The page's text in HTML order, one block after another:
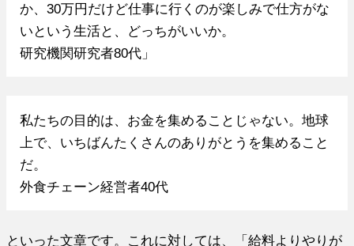
か、30万円だけど仕事に行くのが楽しみで仕方がな
いという生活と、どっちがいいか。
研究機関研究者80代」
私たちの目的は、お金を集めることじゃない。地球
上で、いちばんたくさんのありがとうを集めること
だ。
外食チェーン経営者40代
といった文章です。これに対しては、「給料よりやりが